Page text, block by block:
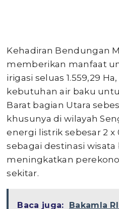
Kehadiran Bendungan
memberikan manfaat
irigasi seluas 1.559,29
kebutuhan air baku
Barat bagian Utara
khusunya di wilayah
energi listrik sebesar 2 x
sebagai destinasi
meningkatkan
sekitar.
Baca juga: Bakamla